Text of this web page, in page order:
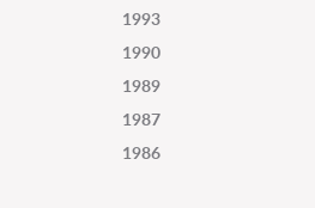
1993
1990
1989
1987
1986